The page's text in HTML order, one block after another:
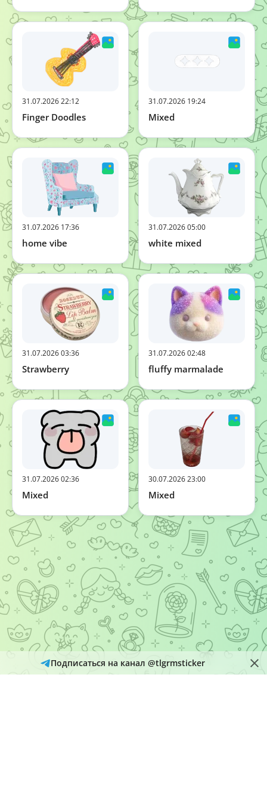
31.07.2026 22:12
Finger Doodles
31.07.2026 19:24
Mixed
31.07.2026 17:36
home vibe
31.07.2026 05:00
white mixed
31.07.2026 03:36
Strawberry
31.07.2026 02:48
fluffy marmalade
31.07.2026 02:36
Mixed
30.07.2026 23:00
Mixed
Подписаться на канал @tlgrmsticker